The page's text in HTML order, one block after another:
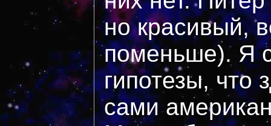
но красивый,
поменьше). Я
гипотезы, что
сами